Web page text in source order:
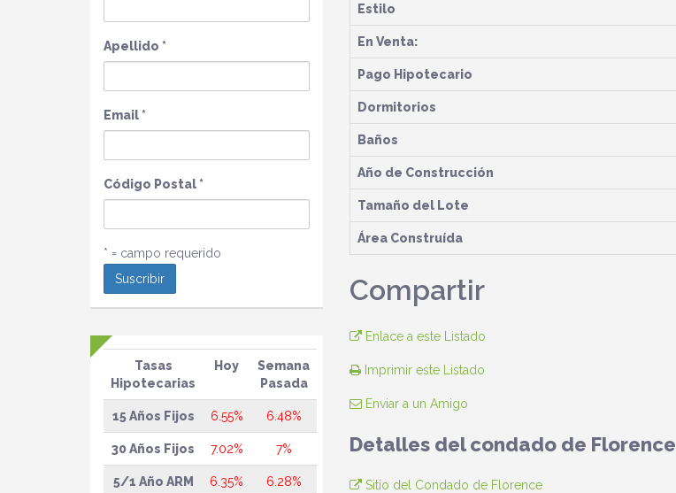
Estilo
En Venta:
Pago Hipotecario
Dormitorios
Baños
Año de Construcción
Tamaño del Lote
Área Construída
Compartir
Enlace a este Listado
Imprimir este Listado
Enviar a un Amigo
Detalles del condado de Florence
Sitio del Condado de Florence
Apellido *
Email*
Código Postal*
* = campo requerido
Tasas
Hipotecarias
Hoy
Semana
Pasada
15 Años Fijos 6.55% 6.48%
30 Años Fijos 7.02% 7%
5/1 Año ARM 6.35% 6.28%